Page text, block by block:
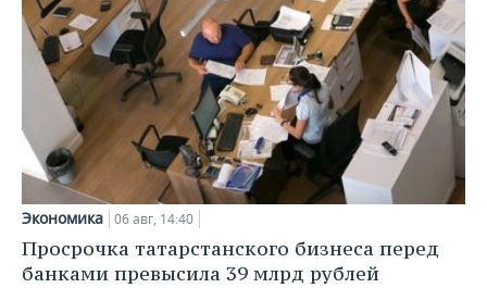
Экономика 06 авг, 14:40
Просрочка татарстанского бизнеса перед
банками превысила 39 млрд рублей